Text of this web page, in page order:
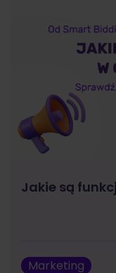
Jakie są
Marketing